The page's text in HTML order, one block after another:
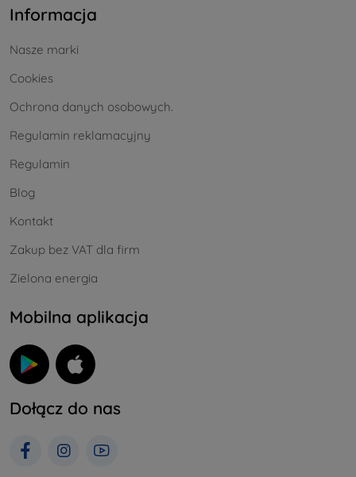
Informacja
Nasze marki
Cookies
Ochrona danych osobowych.
Regulamin reklamacyjny
Regulamin
Blog
Kontakt
Zakup bez VAT dla firm
Zielona energia
Mobilna aplikacja
Dołącz do nas